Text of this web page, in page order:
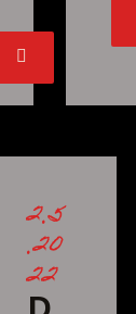
2.5
.20
22